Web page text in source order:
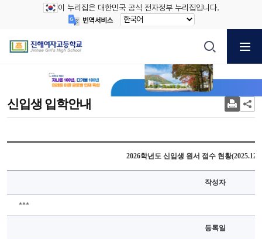
이 누리집은 대한민국 공식 전자정부 누리집입니다.
신입생 입학안내
2026학년도 신입생 원서 접수 현황
작성자
***
등록일